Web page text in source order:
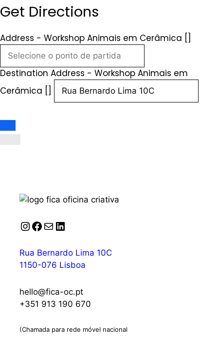
Get Directions
Address - Workshop Animais em Cerâmica []
Destination Address - Workshop Animais em
Cerâmica []
Instagram
Facebook
Correio
LinkedIn
Rua Bernardo Lima 10C
1150-076 Lisboa
hello@fica-oc.pt
+351 913 190 670
(Chamada para rede móvel nacional